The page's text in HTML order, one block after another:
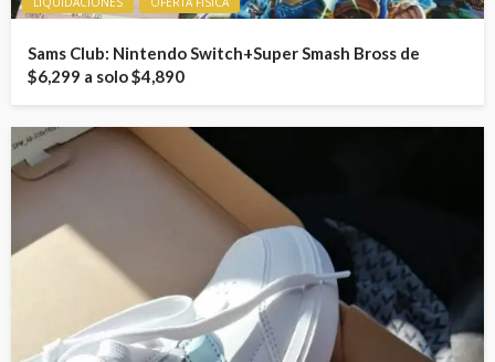
Sams Club: Nintendo Switch+Super Smash Bross de
$6,299 a solo $4,890